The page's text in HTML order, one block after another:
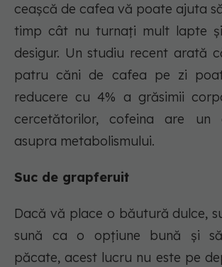
ceașcă de cafea vă poate ajuta
timp cât nu turnați mult lapte
desigur. Un studiu recent arată
patru căni de cafea pe zi
reducere cu 4% a grăsimii
cercetătorilor, cofeina are un
asupra metabolismului.
Suc de grapferuit
Dacă vă place o băutură dulce,
sună ca o opțiune bună și
păcate, acest lucru nu este pe